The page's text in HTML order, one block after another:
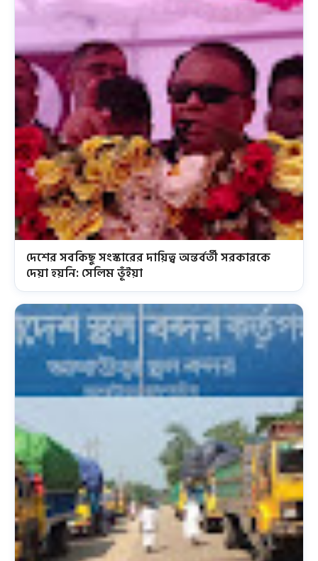
দেশের সবকিছু সংস্কারের দায়িত্ব অন্তর্বর্তী সরকারকে
দেয়া হয়নি: সেলিম ভূঁইয়া